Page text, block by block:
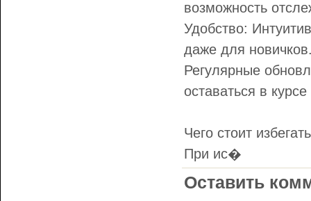
возможность
Удобство:
даже для
Регулярные
оставаться в
Чего стоит
При ис�
Оставить